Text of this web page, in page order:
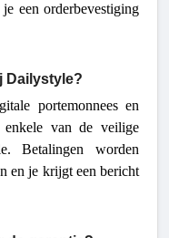
een orderbevestiging
Dailystyle?
portemonnees en
enkele van de veilige
Betalingen worden
en je krijgt een bericht